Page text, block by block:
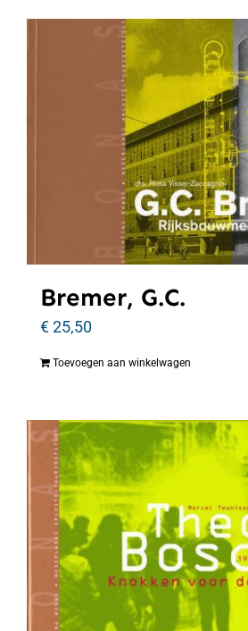
Bremer, G.C.
€25,50
Toevoegen aan winkelwagen